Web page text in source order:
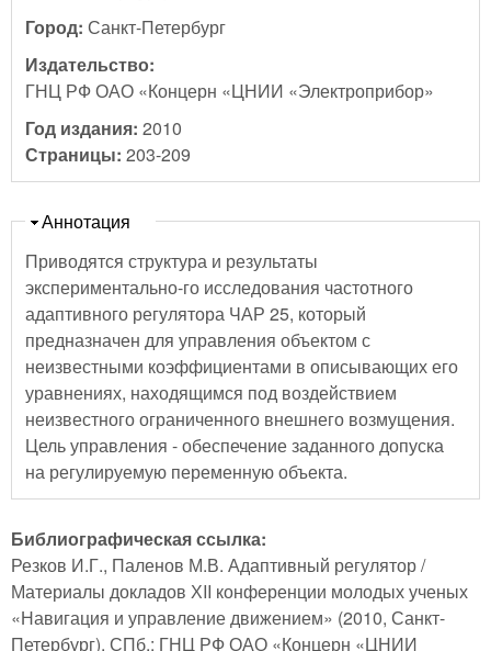
Город: Санкт-Петербург
Издательство:
ГНЦ РФ ОАО «Концерн «ЦНИИ «Электроприбор»
Год издания: 2010
Страницы: 203-209
Скрыть
Аннотация
Приводятся структура и результаты
экспериментально-го исследования частотного
адаптивного регулятора ЧАР 25, который
предназначен для управления объектом с
неизвестными коэффициентами в описывающих его
уравнениях, находящимся под воздействием
неизвестного ограниченного внешнего возмущения.
Цель управления - обеспечение заданного допуска
на регулируемую переменную объекта.
Библиографическая ссылка:
Резков И.Г., Паленов М.В. Адаптивный регулятор /
Материалы докладов ХII конференции молодых ученых
«Навигация и управление движением» (2010, Санкт-
Петербург). СПб.: ГНЦ РФ ОАО «Концерн «ЦНИИ